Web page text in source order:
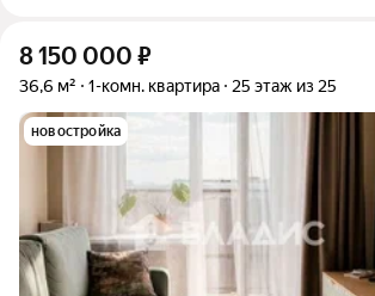
8 150 000 ₽
36,6 м² 1-комн. квартира 25 этаж из 25
новостройка